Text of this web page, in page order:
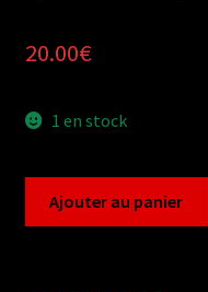
20.00€
1 en stock
Ajouter au panier